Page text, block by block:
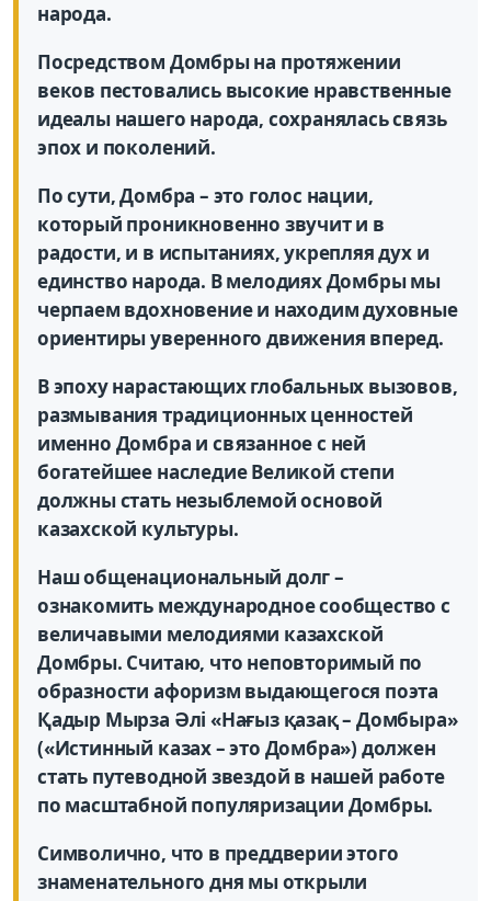
народа.
Посредством Домбры на протяжении
веков пестовались высокие нравственные
идеалы нашего народа, сохранялась связь
эпох и поколений.
По сути, Домбра – это голос нации,
который проникновенно звучит и в
радости, и в испытаниях, укрепляя дух и
единство народа. В мелодиях Домбры мы
черпаем вдохновение и находим духовные
ориентиры уверенного движения вперед.
В эпоху нарастающих глобальных вызовов,
размывания традиционных ценностей
именно Домбра и связанное с ней
богатейшее наследие Великой степи
должны стать незыблемой основой
казахской культуры.
Наш общенациональный долг –
ознакомить международное сообщество с
величавыми мелодиями казахской
Домбры. Считаю, что неповторимый по
образности афоризм выдающегося поэта
Қадыр Мырза Әлі «Нағыз қазақ – Домбыра»
(«Истинный казах – это Домбра») должен
стать путеводной звездой в нашей работе
по масштабной популяризации Домбры.
Символично, что в преддверии этого
знаменательного дня мы открыли